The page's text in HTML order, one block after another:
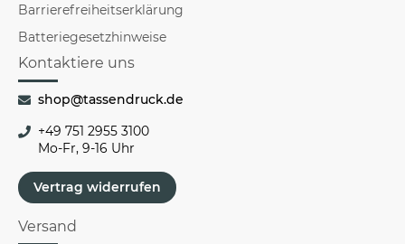
Barrierefreiheitserklärung
Batteriegesetzhinweise
Kontaktiere uns
shop@tassendruck.de
+49 751 2955 3100
Mo-Fr, 9-16 Uhr
Vertrag widerrufen
Versand